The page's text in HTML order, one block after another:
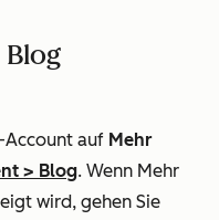
Blog
Account auf Mehr
> Blog. Wenn Mehr
wird, gehen Sie